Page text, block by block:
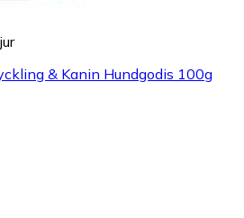
& Kanin Hundgodis 100g